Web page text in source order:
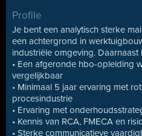
Profile
Je bent een analytisch sterke
een achtergrond in
industriële omgeving. Daarnaast
• Een afgeronde hbo-opleiding
vergelijkbaar
• Minimaal 5 jaar ervaring met
procesindustrie
• Ervaring met
• Kennis van RCA, FMECA en
• Sterke communicatieve